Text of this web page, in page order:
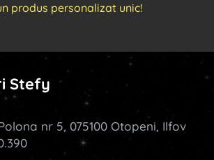
produs personalizat unic!
Stefy
nr 5, 075100 Otopeni, Ilfov